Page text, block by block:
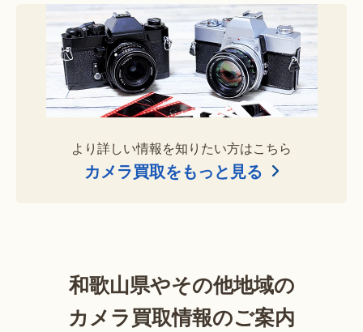
より詳しい情報を知りたい方はこちら
カメラ買取をもっと見る
和歌山県やその他地域の
カメラ買取情報のご案内